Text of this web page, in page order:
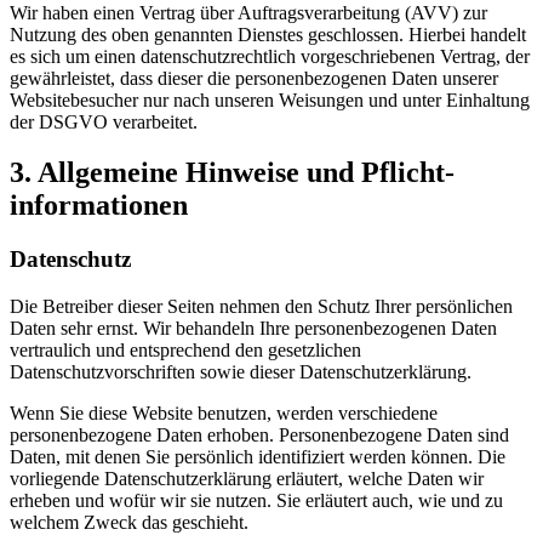
Wir haben einen Vertrag über Auftragsverarbeitung (AVV) zur
Nutzung des oben genannten Dienstes geschlossen. Hierbei handelt
es sich um einen datenschutzrechtlich vorgeschriebenen Vertrag, der
gewährleistet, dass dieser die personenbezogenen Daten unserer
Websitebesucher nur nach unseren Weisungen und unter Einhaltung
der DSGVO verarbeitet.
3. Allgemeine Hinweise und Pflicht­
informationen
Datenschutz
Die Betreiber dieser Seiten nehmen den Schutz Ihrer persönlichen
Daten sehr ernst. Wir behandeln Ihre personenbezogenen Daten
vertraulich und entsprechend den gesetzlichen
Datenschutzvorschriften sowie dieser Datenschutzerklärung.
Wenn Sie diese Website benutzen, werden verschiedene
personenbezogene Daten erhoben. Personenbezogene Daten sind
Daten, mit denen Sie persönlich identifiziert werden können. Die
vorliegende Datenschutzerklärung erläutert, welche Daten wir
erheben und wofür wir sie nutzen. Sie erläutert auch, wie und zu
welchem Zweck das geschieht.